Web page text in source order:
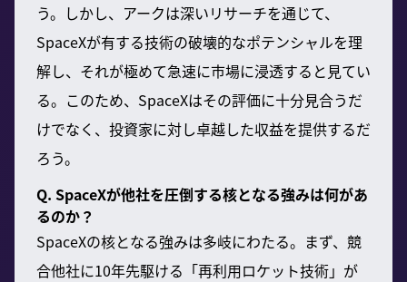
う。しかし、アークは深いリサーチを通じて、
SpaceXが有する技術の破壊的なポテンシャルを理
解し、それが極めて急速に市場に浸透すると見てい
る。このため、SpaceXはその評価に十分見合うだ
けでなく、投資家に対し卓越した収益を提供するだ
ろう。
Q. SpaceXが他社を圧倒する核となる強みは何があ
るのか？
SpaceXの核となる強みは多岐にわたる。まず、競
合他社に10年先駆ける「再利用ロケット技術」が